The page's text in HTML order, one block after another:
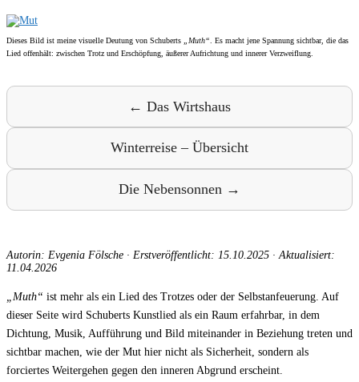
Dieses Bild ist meine visuelle Deutung von Schuberts „Muth“. Es macht jene Spannung sichtbar, die das
Lied offenhält: zwischen Trotz und Erschöpfung, äußerer Aufrichtung und innerer Verzweiflung.
← Das Wirtshaus
Winterreise – Übersicht
Die Nebensonnen →
Autorin: Evgenia Fölsche · Erstveröffentlicht: 15.10.2025 · Aktualisiert:
11.04.2026
„Muth“ ist mehr als ein Lied des Trotzes oder der Selbstanfeuerung. Auf
dieser Seite wird Schuberts Kunstlied als ein Raum erfahrbar, in dem
Dichtung, Musik, Aufführung und Bild miteinander in Beziehung treten und
sichtbar machen, wie der Mut hier nicht als Sicherheit, sondern als
forciertes Weitergehen gegen den inneren Abgrund erscheint.